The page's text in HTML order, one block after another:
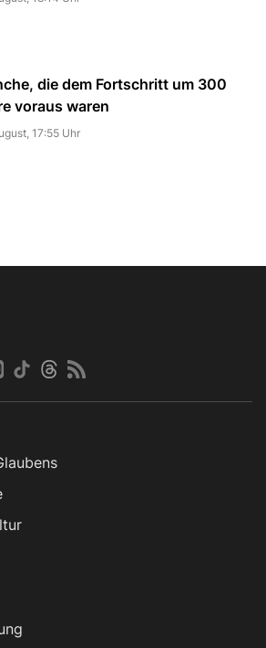
die dem Fortschritt um 300
voraus waren
17:55 Uhr